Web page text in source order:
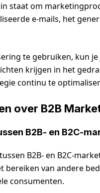
staat om
e-mails, het
te gebruiken, kun
krijgen in het
continu te
over B2B
B2B- en B2C-
B2B- en B2C-
bereiken van andere
consumenten.